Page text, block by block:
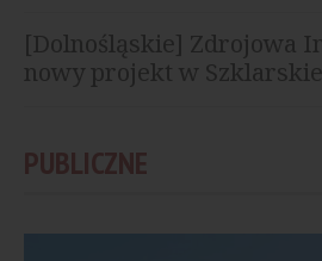
[Dolnośląskie] Zdrojowa
nowy projekt w
PUBLICZNE